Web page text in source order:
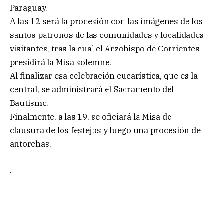
Paraguay.
A las 12 será la procesión con las imágenes de los
santos patronos de las comunidades y localidades
visitantes, tras la cual el Arzobispo de Corrientes
presidirá la Misa solemne.
Al finalizar esa celebración eucarística, que es la
central, se administrará el Sacramento del
Bautismo.
Finalmente, a las 19, se oficiará la Misa de
clausura de los festejos y luego una procesión de
antorchas.
.